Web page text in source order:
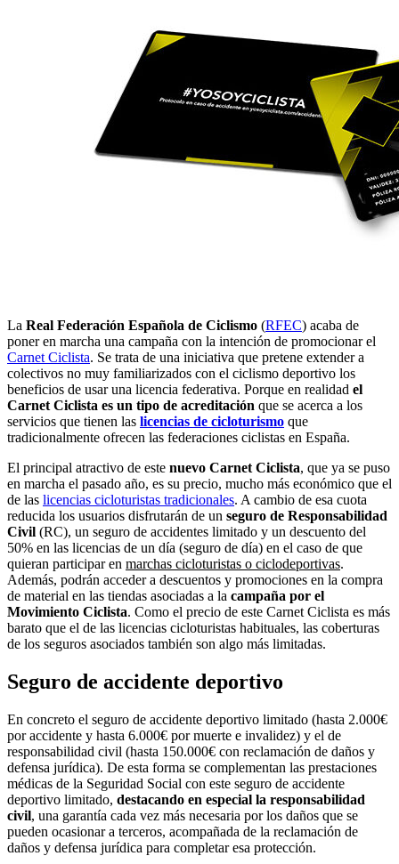
La Real Federación Española de Ciclismo (RFEC) acaba de
poner en marcha una campaña con la intención de promocionar el
Carnet Ciclista. Se trata de una iniciativa que pretene extender a
colectivos no muy familiarizados con el ciclismo deportivo los
beneficios de usar una licencia federativa. Porque en realidad el
Carnet Ciclista es un tipo de acreditación que se acerca a los
servicios que tienen las licencias de cicloturismo que
tradicionalmente ofrecen las federaciones ciclistas en España.
El principal atractivo de este nuevo Carnet Ciclista, que ya se puso
en marcha el pasado año, es su precio, mucho más económico que el
de las licencias cicloturistas tradicionales. A cambio de esa cuota
reducida los usuarios disfrutarán de un seguro de Responsabilidad
Civil (RC), un seguro de accidentes limitado y un descuento del
50% en las licencias de un día (seguro de día) en el caso de que
quieran participar en marchas cicloturistas o ciclodeportivas.
Además, podrán acceder a descuentos y promociones en la compra
de material en las tiendas asociadas a la campaña por el
Movimiento Ciclista. Como el precio de este Carnet Ciclista es más
barato que el de las licencias cicloturistas habituales, las coberturas
de los seguros asociados también son algo más limitadas.
Seguro de accidente deportivo
En concreto el seguro de accidente deportivo limitado (hasta 2.000€
por accidente y hasta 6.000€ por muerte e invalidez) y el de
responsabilidad civil (hasta 150.000€ con reclamación de daños y
defensa jurídica). De esta forma se complementan las prestaciones
médicas de la Seguridad Social con este seguro de accidente
deportivo limitado, destacando en especial la responsabilidad
civil, una garantía cada vez más necesaria por los daños que se
pueden ocasionar a terceros, acompañada de la reclamación de
daños y defensa jurídica para completar esa protección.